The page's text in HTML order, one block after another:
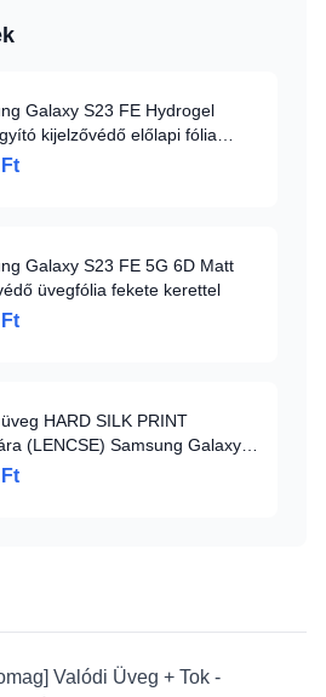
Galaxy S23 FE Hydrogel
kijelzővédő előlapi fólia
Galaxy S23 FE 5G 6D Matt
üvegfólia fekete kerettel
HARD SILK PRINT
(LENCSE) Samsung Galaxy
készülékhez (sziget)
Valódi Üveg + Tok -